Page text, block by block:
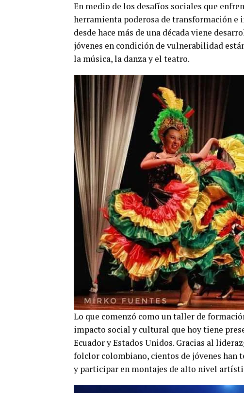
En medio de los desafíos sociales que
herramienta poderosa de transformación e
desde hace más de una década viene
jóvenes en condición de vulnerabilidad
la música, la danza y el teatro.
Lo que comenzó como un taller de
impacto social y cultural que hoy tiene
Ecuador y Estados Unidos. Gracias al
folclor colombiano, cientos de jóvenes
y participar en montajes de alto nivel